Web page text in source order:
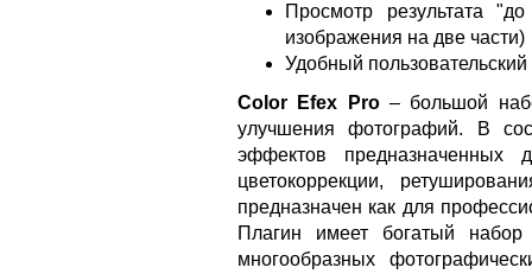
Просмотр результата
изображения на две части)
Удобный
Color Efex Pro– большой
улучшения фотографий. В
эффектов
цветокоррекции,
предназначен как для
Плагин имеет богатый
многообразных